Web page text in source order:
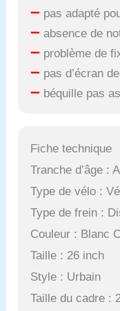
– pas adapté
– absence de
– problème de
– pas d’écran
– béquille pas
Fiche technique
Tranche d’âge :
Type de vélo :
Type de frein :
Couleur : Blanc
Taille : 26 inch
Style : Urbain
Taille du cadre :